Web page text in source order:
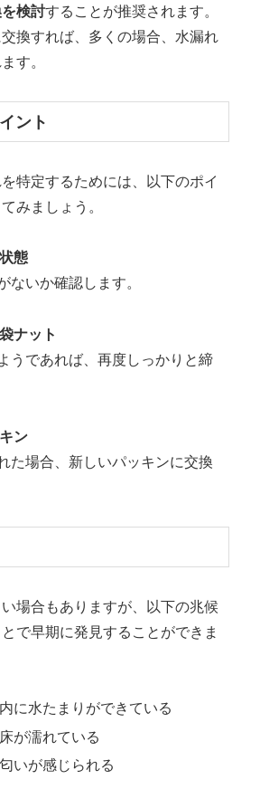
検討することが推奨されます。
換すれば、多くの場合、水漏れ
す。
ント
特定するためには、以下のポイ
みましょう。
態
ないか確認します。
ナット
うであれば、再度しっかりと締
ン
た場合、新しいパッキンに交換
場合もありますが、以下の兆候
で早期に発見することができま
に水たまりができている
が濡れている
いが感じられる